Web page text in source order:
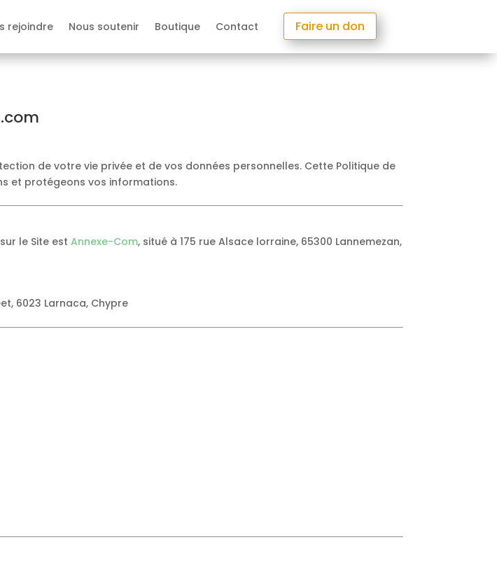
rejoindre Nous soutenir Boutique Contact Faire un don
de votre vie privée et de vos données personnelles. Cette Politique de
et protégeons vos informations.
le Site estAnnexe-Com, situé à 175 rue Alsace lorraine, 65300 Lannemezan,
6023 Larnaca, Chypre